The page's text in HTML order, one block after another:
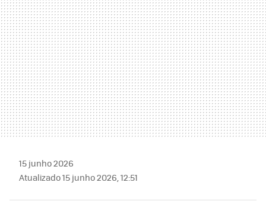
15 junho 2026
Atualizado 15 junho 2026, 12:51